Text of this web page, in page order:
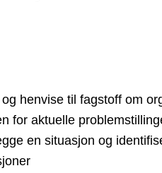
henvise til fagstoff om
for aktuelle
en situasjon og